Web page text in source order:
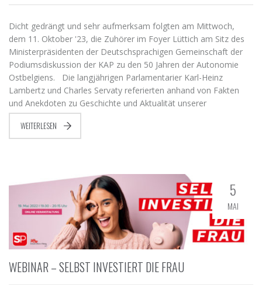
Dicht gedrängt und sehr aufmerksam folgten am Mittwoch,
dem 11. Oktober '23, die Zuhörer im Foyer Lüttich am Sitz des
Ministerpräsidenten der Deutschsprachigen Gemeinschaft der
Podiumsdiskussion der KAP zu den 50 Jahren der Autonomie
Ostbelgiens. Die langjährigen Parlamentarier Karl-Heinz
Lambertz und Charles Servaty referierten anhand von Fakten
und Anekdoten zu Geschichte und Aktualität unserer
WEITERLESEN
5
MAI
WEBINAR – SELBST INVESTIERT DIE FRAU